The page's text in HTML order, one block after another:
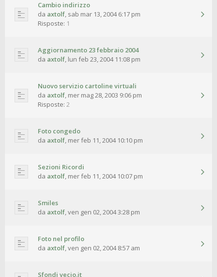
Cambio indirizzo
da axtolf, sab mar 13, 2004 6:17 pm
Risposte: 1
Aggiornamento 23 febbraio 2004
da axtolf, lun feb 23, 2004 11:08 pm
Nuovo servizio cartoline virtuali
da axtolf, mer mag 28, 2003 9:06 pm
Risposte: 2
Foto congedo
da axtolf, mer feb 11, 2004 10:10 pm
Sezioni Ricordi
da axtolf, mer feb 11, 2004 10:07 pm
Smiles
da axtolf,ven gen 02, 2004 3:28 pm
Foto nel profilo
da axtolf,ven gen 02, 2004 8:57 am
Sfondi vecio.it